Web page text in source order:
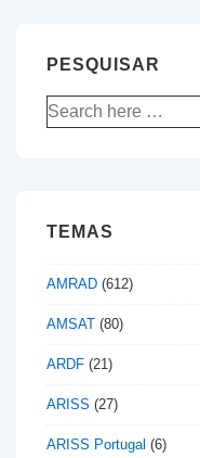
PESQUISAR
Pesquisar
por:
TEMAS
AMRAD (612)
AMSAT (80)
ARDF (21)
ARISS (27)
ARISS Portugal (6)